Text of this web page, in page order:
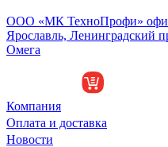
ООО «МК ТехноПрофи»
Ярославль, Ленинградский
Омега
Компания
Оплата и доставка
Новости